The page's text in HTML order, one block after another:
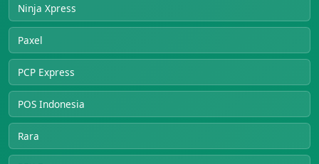
Ninja Xpress
Paxel
PCP Express
POS Indonesia
Rara